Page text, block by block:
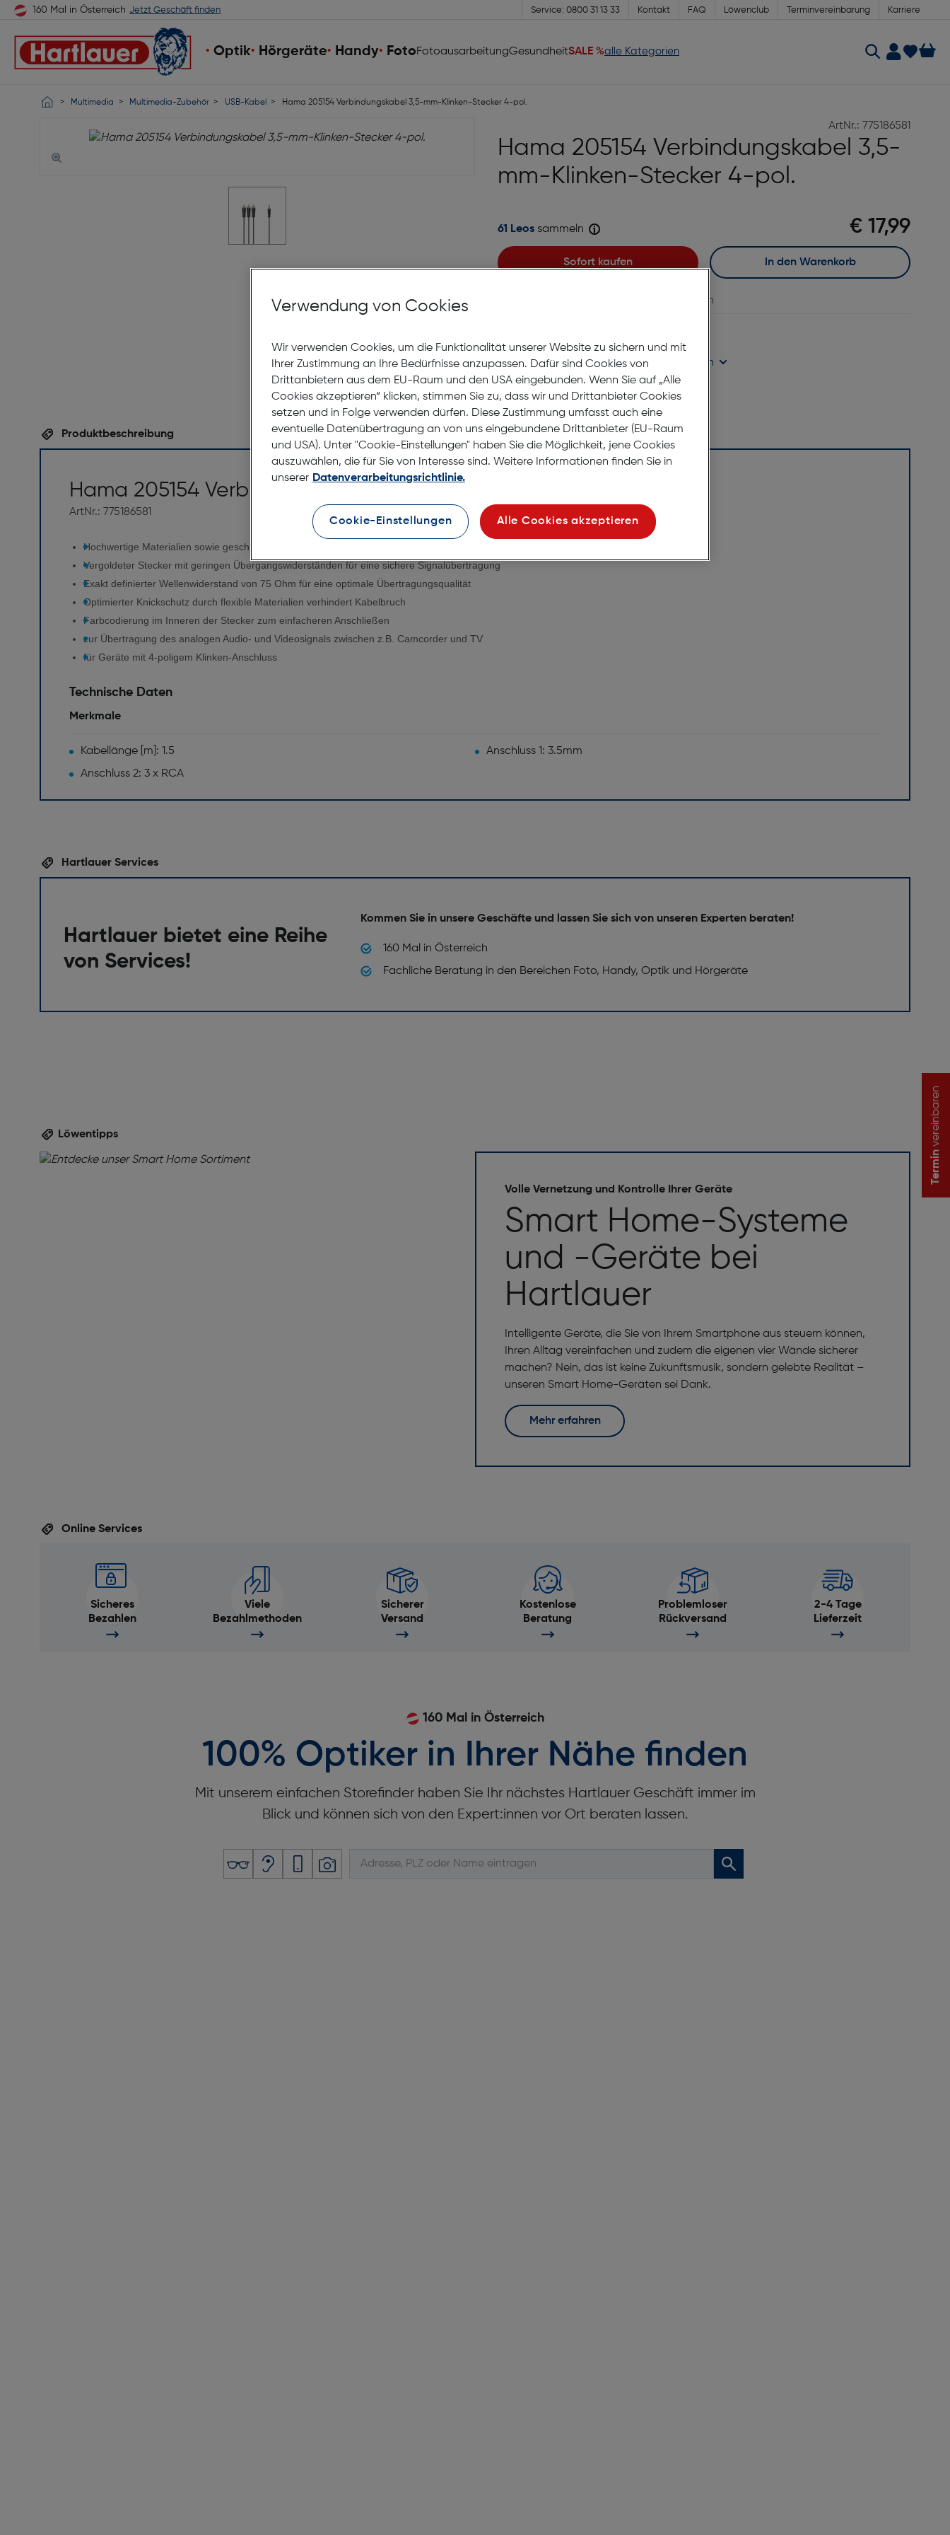
160 Mal in Österreich Jetzt Geschäft finden Service: 0800 31 13 33 Kontakt FAQ Löwenclub Terminvereinbarung Karriere
Optik Hörgeräte Handy FotoFotoausarbeitungGesundheitSALE %alle Kategorien
Multimedia Multimedia-Zubehör USB-Kabel Hama 205154 Verbindungskabel 3,5-mm-Klinken-Stecker 4-pol.
ArtNr.: 775186581
Hama 205154 Verbindungskabel 3,5-
mm-Klinken-Stecker 4-pol.
€ 17,99
61 Leos sammeln
Sofort kaufen In den Warenkorb
vergleichen
Nach Hause liefern
Selbstabholung in Verfügbarkeit prüfen
Produktbeschreibung
Hama 205154 Verbindungskabel 3,5-mm-Klinken-Stecker 4-pol.
ArtNr.: 775186581
Hochwertige Materialien sowie geschirmte Leitungen gewährleisten eine exzellente, störungsfreie Bild- und Tonqualität
Vergoldeter Stecker mit geringen Übergangswiderständen für eine sichere Signalübertragung
Exakt definierter Wellenwiderstand von 75 Ohm für eine optimale Übertragungsqualität
Optimierter Knickschutz durch flexible Materialien verhindert Kabelbruch
Farbcodierung im Inneren der Stecker zum einfacheren Anschließen
zur Übertragung des analogen Audio- und Videosignals zwischen z.B. Camcorder und TV
für Geräte mit 4-poligem Klinken-Anschluss
Technische Daten
Merkmale
Kabellänge [m]: 1.5
Anschluss 1: 3.5mm
Anschluss 2: 3 x RCA
Hartlauer Services
Hartlauer bietet eine Reihe
von Services!
Kommen Sie in unsere Geschäfte und lassen Sie sich von unseren Experten beraten!
160 Mal in Österreich
Fachliche Beratung in den Bereichen Foto, Handy, Optik und Hörgeräte
Löwentipps
Volle Vernetzung und Kontrolle Ihrer Geräte
Smart Home-Systeme
und -Geräte bei
Hartlauer
Intelligente Geräte, die Sie von Ihrem Smartphone aus steuern können,
Ihren Alltag vereinfachen und zudem die eigenen vier Wände sicherer
machen? Nein, das ist keine Zukunftsmusik, sondern gelebte Realität –
unseren Smart Home-Geräten sei Dank.
Mehr erfahren
Online Services
Sicheres
Bezahlen
Viele
Bezahlmethoden
Sicherer
Versand
Kostenlose
Beratung
Problemloser
Rückversand
2-4 Tage
Lieferzeit
160 Mal in Österreich
100% Optiker in Ihrer Nähe finden
Mit unserem einfachen Storefinder haben Sie Ihr nächstes Hartlauer Geschäft immer im
Blick und können sich von den Expert:innen vor Ort beraten lassen.
Termin
vereinbaren
Verwendung von Cookies
Wir verwenden Cookies, um die Funktionalität unserer Website zu sichern und mit
Ihrer Zustimmung an Ihre Bedürfnisse anzupassen. Dafür sind Cookies von
Drittanbietern aus dem EU-Raum und den USA eingebunden. Wenn Sie auf „Alle
Cookies akzeptieren“ klicken, stimmen Sie zu, dass wir und Drittanbieter Cookies
setzen und in Folge verwenden dürfen. Diese Zustimmung umfasst auch eine
eventuelle Datenübertragung an von uns eingebundene Drittanbieter (EU-Raum
und USA). Unter "Cookie-Einstellungen" haben Sie die Möglichkeit, jene Cookies
auszuwählen, die für Sie von Interesse sind. Weitere Informationen finden Sie in
unserer Datenverarbeitungsrichtlinie.
Cookie-Einstellungen Alle Cookies akzeptieren